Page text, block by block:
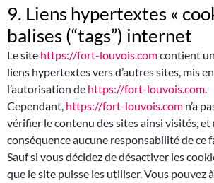
9. Liens hypertextes «
balises (“tags”) internet
Le site https://fort-louvois.comcontient
liens hypertextes vers d’autres sites, mis
l’autorisation de https://fort-louvois.com.
Cependant, https://fort-louvois.com n’a
vérifier le contenu des sites ainsi visités, et
conséquence aucune responsabilité de ce
Sauf si vous décidez de désactiver les
que le site puisse les utiliser. Vous pouvez